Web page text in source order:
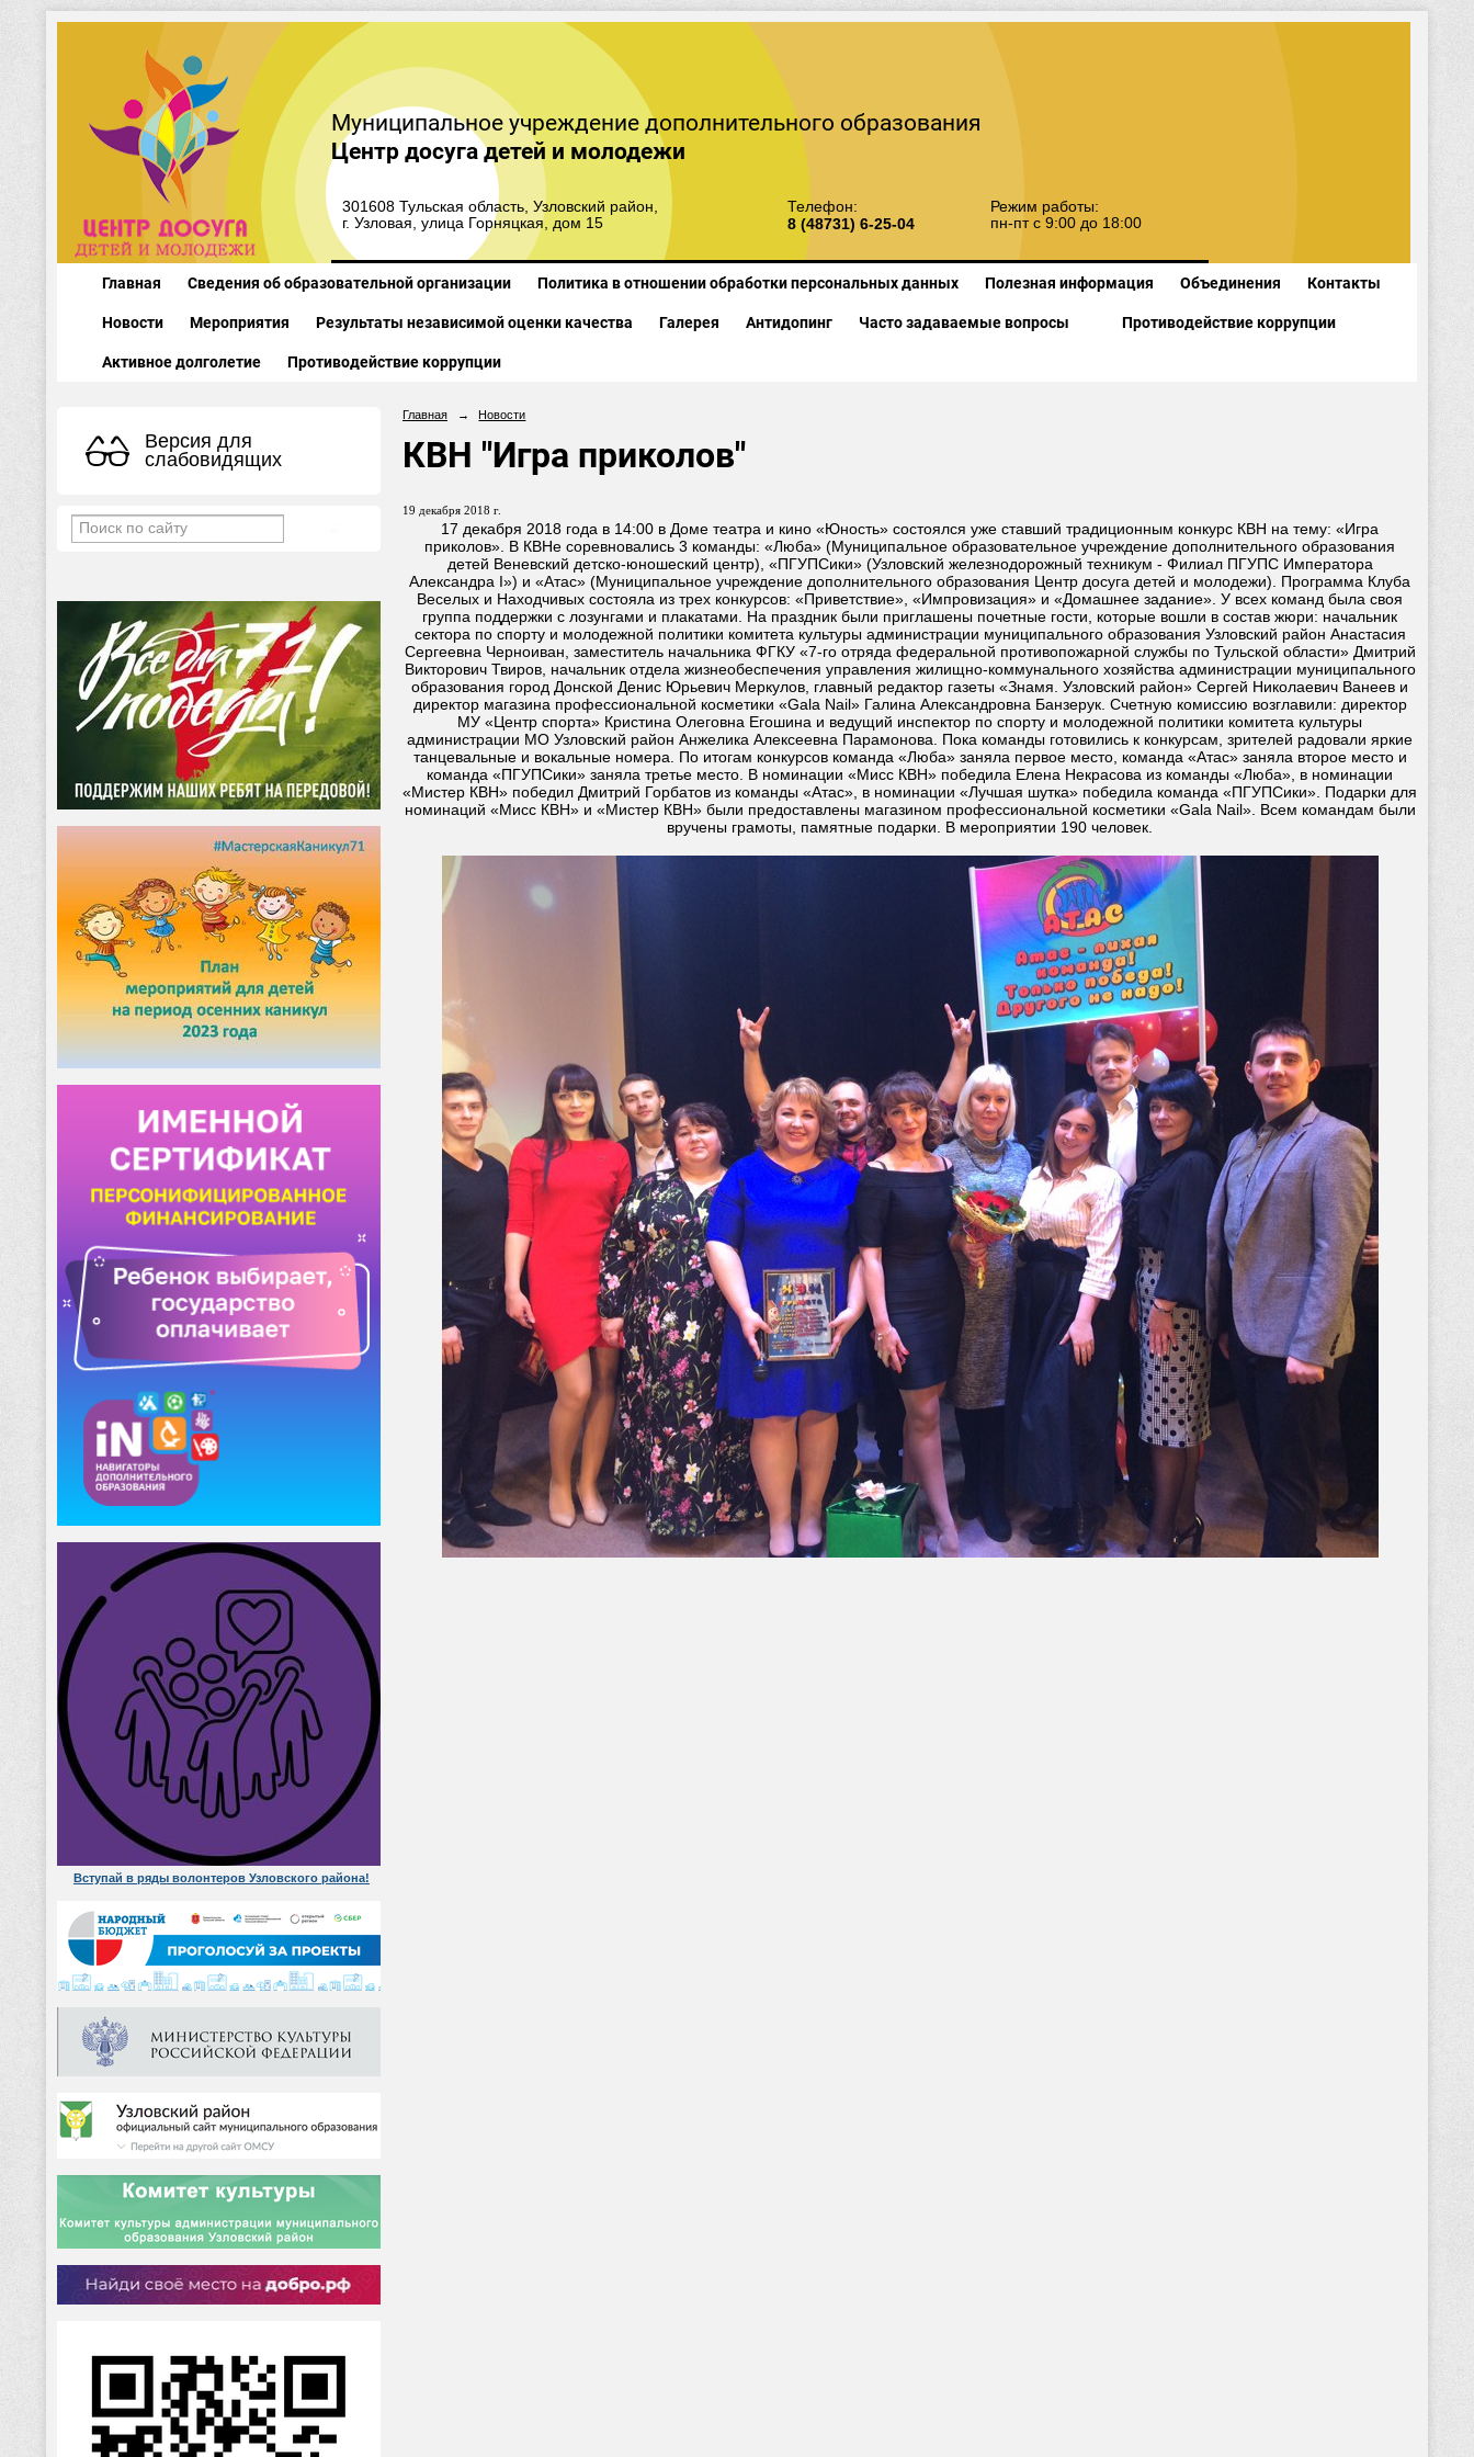
Муниципальное учреждение дополнительного образования
Центр досуга детей и молодежи
301608 Тульская область, Узловский район,
г. Узловая, улица Горняцкая, дом 15
Телефон:
8 (48731) 6-25-04
Режим работы:
пн-пт с 9:00 до 18:00
Главная Сведения об образовательной организации Политика в отношении обработки персональных данных Полезная информация Объединения Контакты
Новости Мероприятия Результаты независимой оценки качества Галерея Антидопинг Часто задаваемые вопросы Противодействие коррупции
Активное долголетие Противодействие коррупции
Версия для
слабовидящих
Вступай в ряды волонтеров Узловского района!
Главная → Новости
КВН "Игра приколов"
19 декабря 2018 г.
17 декабря 2018 года в 14:00 в Доме театра и кино «Юность» состоялся уже ставший традиционным конкурс КВН на тему: «Игра
приколов». В КВНе соревновались 3 команды: «Люба» (Муниципальное образовательное учреждение дополнительного образования
детей Веневский детско-юношеский центр), «ПГУПСики» (Узловский железнодорожный техникум - Филиал ПГУПС Императора
Александра I») и «Атас» (Муниципальное учреждение дополнительного образования Центр досуга детей и молодежи). Программа Клуба
Веселых и Находчивых состояла из трех конкурсов: «Приветствие», «Импровизация» и «Домашнее задание». У всех команд была своя
группа поддержки с лозунгами и плакатами. На праздник были приглашены почетные гости, которые вошли в состав жюри: начальник
сектора по спорту и молодежной политики комитета культуры администрации муниципального образования Узловский район Анастасия
Сергеевна Черноиван, заместитель начальника ФГКУ «7-го отряда федеральной противопожарной службы по Тульской области» Дмитрий
Викторович Твиров, начальник отдела жизнеобеспечения управления жилищно-коммунального хозяйства администрации муниципального
образования город Донской Денис Юрьевич Меркулов, главный редактор газеты «Знамя. Узловский район» Сергей Николаевич Ванеев и
директор магазина профессиональной косметики «Gala Nail» Галина Александровна Банзерук. Счетную комиссию возглавили: директор
МУ «Центр спорта» Кристина Олеговна Егошина и ведущий инспектор по спорту и молодежной политики комитета культуры
администрации МО Узловский район Анжелика Алексеевна Парамонова. Пока команды готовились к конкурсам, зрителей радовали яркие
танцевальные и вокальные номера. По итогам конкурсов команда «Люба» заняла первое место, команда «Атас» заняла второе место и
команда «ПГУПСики» заняла третье место. В номинации «Мисс КВН» победила Елена Некрасова из команды «Люба», в номинации
«Мистер КВН» победил Дмитрий Горбатов из команды «Атас», в номинации «Лучшая шутка» победила команда «ПГУПСики». Подарки для
номинаций «Мисс КВН» и «Мистер КВН» были предоставлены магазином профессиональной косметики «Gala Nail». Всем командам были
вручены грамоты, памятные подарки. В мероприятии 190 человек.